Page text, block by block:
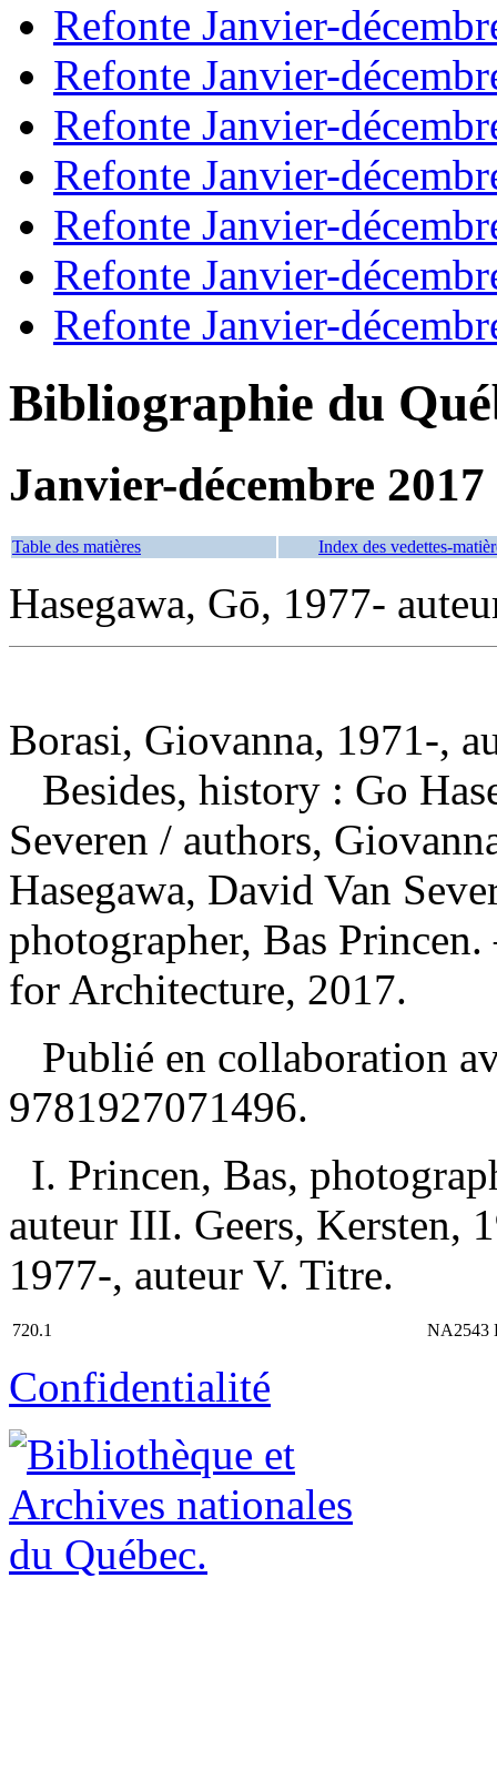
Refonte Janvier-
Refonte Janvier-
Refonte Janvier-
Refonte Janvier-
Refonte Janvier-
Refonte Janvier-
Refonte Janvier-
Bibliographie du
Janvier-décembre 2017
Table des matières Index des vedettes-
Hasegawa, Gō, 1977-
Borasi, Giovanna, 1971-,
Besides, history : Go
Severen / authors,
Hasegawa, David Van
photographer, Bas
for Architecture, 2017.
Publié en collaboration
9781927071496.
I. Princen, Bas,
auteur III. Geers, Kersten,
1977-, auteur V. Titre.
720.1 NA2543
Confidentialité